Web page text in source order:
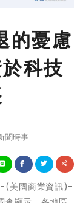
的憂慮
科技
聞時事
(美國商業資訊)-